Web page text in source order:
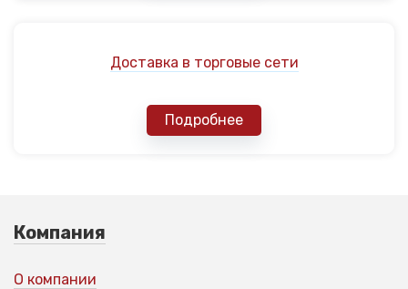
Доставка в торговые сети
Подробнее
Компания
О компании